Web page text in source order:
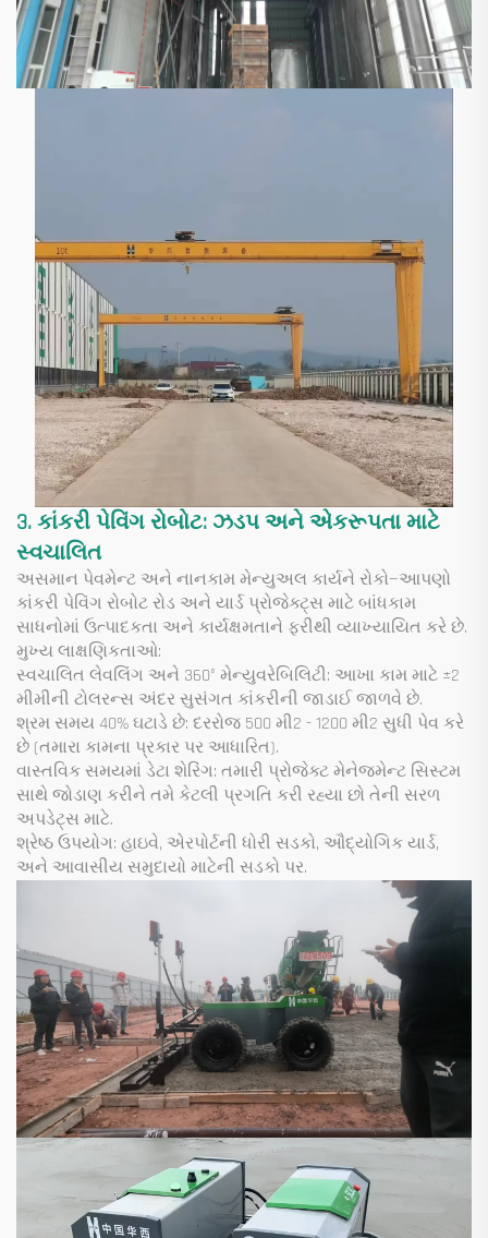
3. કાંકરી પેવિંગ રોબોટ: ઝડપ અને એકરૂપતા માટે
સ્વચાલિત
અસમાન પેવમેન્ટ અને નાનકામ મેન્યુઅલ કાર્યને રોકો—આપણો
કાંકરી પેવિંગ રોબોટ રોડ અને યાર્ડ પ્રોજેક્ટ્સ માટે બાંધકામ
સાધનોમાં ઉત્પાદકતા અને કાર્યક્ષમતાને ફરીથી વ્યાખ્યાયિત કરે છે.
મુખ્ય લાક્ષણિકતાઓ:
સ્વચાલિત લેવલિંગ અને 360° મેન્યુવરેબિલિટી: આખા કામ માટે ±2
મીમીની ટોલરન્સ અંદર સુસંગત કાંકરીની જાડાઈ જાળવે છે.
શ્રમ સમય 40% ઘટાડે છે: દરરોજ 500 મી2 - 1200 મી2 સુધી પેવ કરે
છે (તમારા કામના પ્રકાર પર આધારિત).
વાસ્તવિક સમયમાં ડેટા શેરિંગ: તમારી પ્રોજેક્ટ મેનેજમેન્ટ સિસ્ટમ
સાથે જોડાણ કરીને તમે કેટલી પ્રગતિ કરી રહ્યા છો તેની સરળ
અપડેટ્સ માટે.
શ્રેષ્ઠ ઉપયોગ: હાઇવે, એરપોર્ટની ધોરી સડકો, ઔદ્યોગિક યાર્ડ,
અને આવાસીય સમુદાયો માટેની સડકો પર.